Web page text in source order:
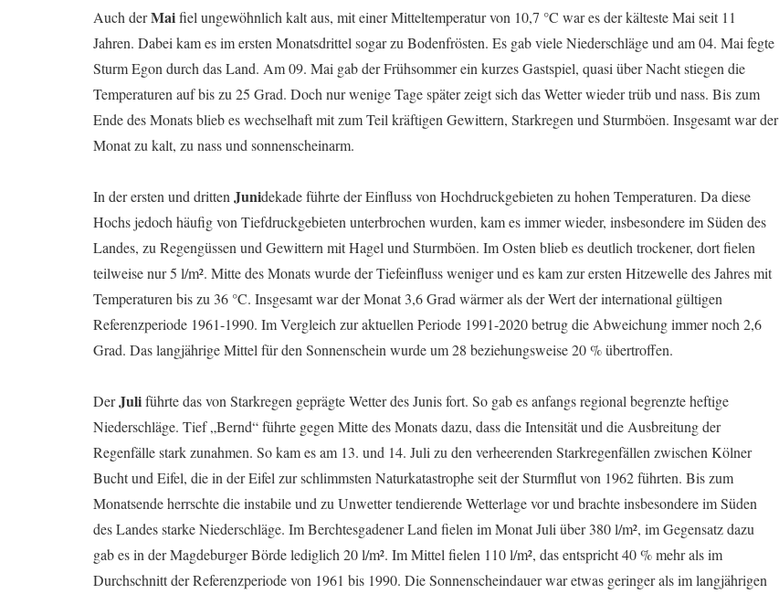
Auch derMaifiel ungewöhnlich kalt aus, mit einer Mitteltemperatur von 10,7 °C war es der kälteste Mai seit 11
Jahren. Dabei kam es im ersten Monatsdrittel sogar zu Bodenfrösten. Es gab viele Niederschläge und am 04. Mai fegte
Sturm Egon durch das Land. Am 09. Mai gab der Frühsommer ein kurzes Gastspiel, quasi über Nacht stiegen die
Temperaturen auf bis zu 25 Grad. Doch nur wenige Tage später zeigt sich das Wetter wieder trüb und nass. Bis zum
Ende des Monats blieb es wechselhaft mit zum Teil kräftigen Gewittern, Starkregen und Sturmböen. Insgesamt war der
Monat zu kalt, zu nass und sonnenscheinarm.
In der ersten und dritten Junidekade führte der Einfluss von Hochdruckgebieten zu hohen Temperaturen. Da diese
Hochs jedoch häufig von Tiefdruckgebieten unterbrochen wurden, kam es immer wieder, insbesondere im Süden des
Landes, zu Regengüssen und Gewittern mit Hagel und Sturmböen. Im Osten blieb es deutlich trockener, dort fielen
teilweise nur 5 l/m². Mitte des Monats wurde der Tiefeinfluss weniger und es kam zur ersten Hitzewelle des Jahres mit
Temperaturen bis zu 36 °C. Insgesamt war der Monat 3,6 Grad wärmer als der Wert der international gültigen
Referenzperiode 1961-1990. Im Vergleich zur aktuellen Periode 1991-2020 betrug die Abweichung immer noch 2,6
Grad. Das langjährige Mittel für den Sonnenschein wurde um 28 beziehungsweise 20 % übertroffen.
DerJuliführte das von Starkregen geprägte Wetter des Junis fort. So gab es anfangs regional begrenzte heftige
Niederschläge. Tief „Bernd“ führte gegen Mitte des Monats dazu, dass die Intensität und die Ausbreitung der
Regenfälle stark zunahmen. So kam es am 13. und 14. Juli zu den verheerenden Starkregenfällen zwischen Kölner
Bucht und Eifel, die in der Eifel zur schlimmsten Naturkatastrophe seit der Sturmflut von 1962 führten. Bis zum
Monatsende herrschte die instabile und zu Unwetter tendierende Wetterlage vor und brachte insbesondere im Süden
des Landes starke Niederschläge. Im Berchtesgadener Land fielen im Monat Juli über 380 l/m², im Gegensatz dazu
gab es in der Magdeburger Börde lediglich 20 l/m². Im Mittel fielen 110 l/m², das entspricht 40 % mehr als im
Durchschnitt der Referenzperiode von 1961 bis 1990. Die Sonnenscheindauer war etwas geringer als im langjährigen